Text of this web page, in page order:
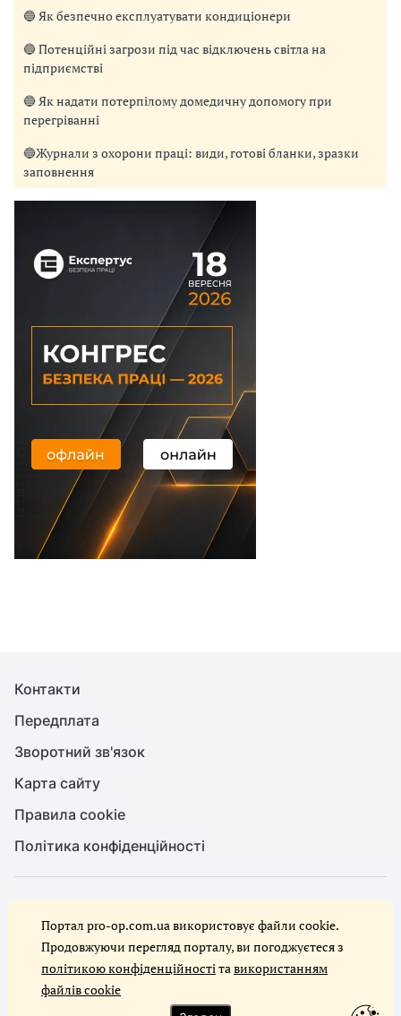
🔵 Як безпечно експлуатувати кондиціонери
🔵 Потенційні загрози під час відключень світла на
підприємстві
🔵 Як надати потерпілому домедичну допомогу при
перегріванні
🔵Журнали з охорони праці: види, готові бланки, зразки
заповнення
Контакти
Передплата
Зворотний зв'язок
Карта сайту
Правила cookie
Політика конфіденційності
Повне або часткове копіювання будь-яких матеріалів сайту,
цитування, публікація їх анотованих оглядів допускаються лише за
письмового дозволу редакції сайту Служба охорони праці
Ми в соцмережах
Портал pro-op.com.ua використовує файли cookie.
Продовжуючи перегляд порталу, ви погоджуєтеся з
політикою конфіденційностітавикористанням
файлів cookie